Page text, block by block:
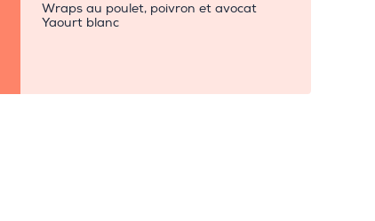
Wraps au poulet, poivron et avocat
Yaourt blanc